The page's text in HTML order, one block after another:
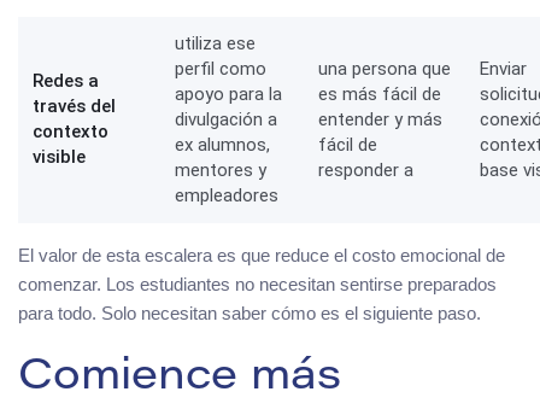
Redes a
través del
contexto
visible
utiliza ese
perfil como
apoyo para la
divulgación a
ex alumnos,
mentores y
empleadores
una persona que
es más fácil de
entender y más
fácil de
responder a
Enviar
base
El valor de esta escalera es que reduce el costo emocional de
comenzar. Los estudiantes no necesitan sentirse preparados
para todo. Solo necesitan saber cómo es el siguiente paso.
Comience más